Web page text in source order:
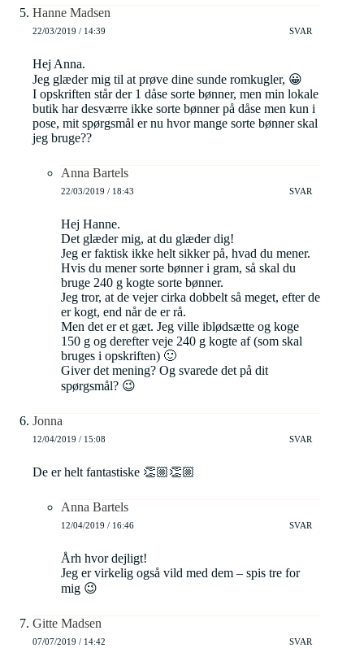
Hanne Madsen
22/03/2019 / 14:39 SVAR
Hej Anna.
Jeg glæder mig til at prøve dine sunde romkugler, 😀
I opskriften står der 1 dåse sorte bønner, men min lokale
butik har desværre ikke sorte bønner på dåse men kun i
pose, mit spørgsmål er nu hvor mange sorte bønner skal
jeg bruge??
Anna Bartels
22/03/2019 / 18:43 SVAR
Hej Hanne.
Det glæder mig, at du glæder dig!
Jeg er faktisk ikke helt sikker på, hvad du mener.
Hvis du mener sorte bønner i gram, så skal du
bruge 240 g kogte sorte bønner.
Jeg tror, at de vejer cirka dobbelt så meget, efter de
er kogt, end når de er rå.
Men det er et gæt. Jeg ville iblødsætte og koge
150 g og derefter veje 240 g kogte af (som skal
bruges i opskriften) 🙂
Giver det mening? Og svarede det på dit
spørgsmål? 😉
Jonna
12/04/2019 / 15:08 SVAR
De er helt fantastiske 👏🏼👏🏼
Anna Bartels
12/04/2019 / 16:46 SVAR
Årh hvor dejligt!
Jeg er virkelig også vild med dem – spis tre for
mig 😉
Gitte Madsen
07/07/2019 / 14:42 SVAR